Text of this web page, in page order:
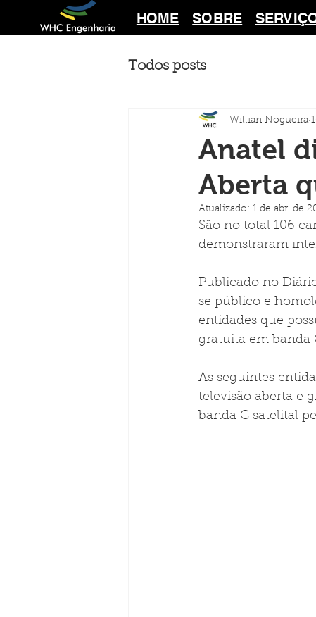
HOME SOBRE
Todos posts
Anatel
Aberta
Willian Nogueira
Atualizado: 1 de abr. de
São no total 106
demonstraram
Publicado no
se público e
entidades que
gratuita em banda
As seguintes
televisão aberta e
banda C satelital